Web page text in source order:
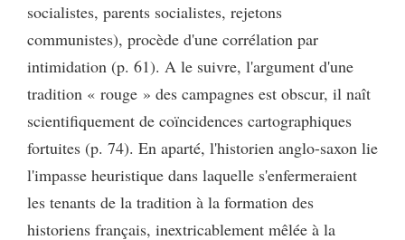
socialistes, parents socialistes, rejetons
communistes), procède d'une corrélation par
intimidation (p. 61). A le suivre, l'argument d'une
tradition « rouge » des campagnes est obscur, il naît
scientifiquement de coïncidences cartographiques
fortuites (p. 74). En aparté, l'historien anglo-saxon lie
l'impasse heuristique dans laquelle s'enfermeraient
les tenants de la tradition à la formation des
historiens français, inextricablement mêlée à la